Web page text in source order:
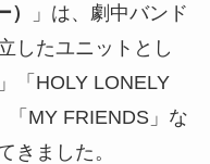
」は、劇中バンド
したユニットとし
「HOLY LONELY
「MY FRIENDS」な
きました。